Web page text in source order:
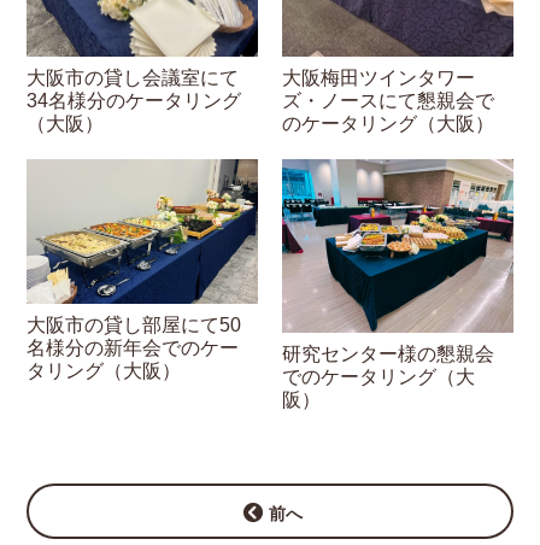
大阪市の貸し会議室にて
34名様分のケータリング
（大阪）
大阪梅田ツインタワー
ズ・ノースにて懇親会で
のケータリング（大阪）
大阪市の貸し部屋にて50
名様分の新年会でのケー
タリング（大阪）
研究センター様の懇親会
でのケータリング（大
阪）
前へ